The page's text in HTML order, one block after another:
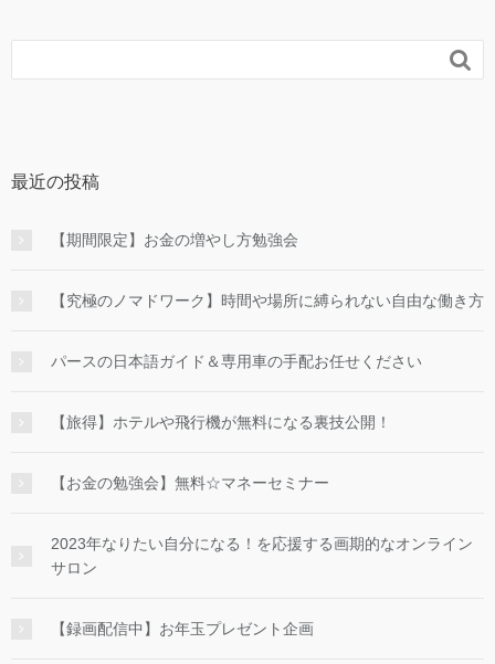

最近の投稿
【期間限定】お金の増やし方勉強会
【究極のノマドワーク】時間や場所に縛られない自由な働き方
パースの日本語ガイド＆専用車の手配お任せください
【旅得】ホテルや飛行機が無料になる裏技公開！
【お金の勉強会】無料☆マネーセミナー
2023年なりたい自分になる！を応援する画期的なオンライン
サロン
【録画配信中】お年玉プレゼント企画